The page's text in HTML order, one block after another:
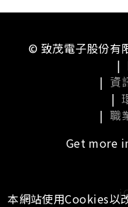
© 致茂電子股份有
|
| 資
|
| 職
Get more
本網站使用Cookies以